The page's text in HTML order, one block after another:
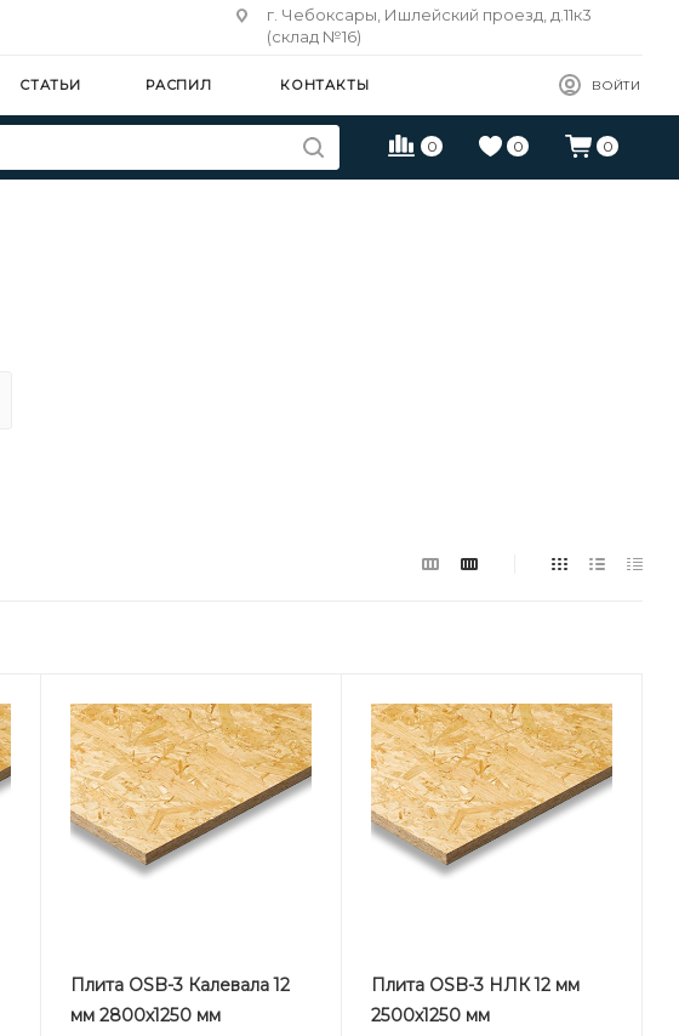
г. Чебоксары, Ишлейский проезд, д.11к3
(склад №16)
ВОЙТИ
СТАТЬИ РАСПИЛ КОНТАКТЫ
0 0 0
Плита OSB-3 Калевала 12
мм 2800х1250 мм
Плита OSB-3 НЛК 12 мм
2500х1250 мм